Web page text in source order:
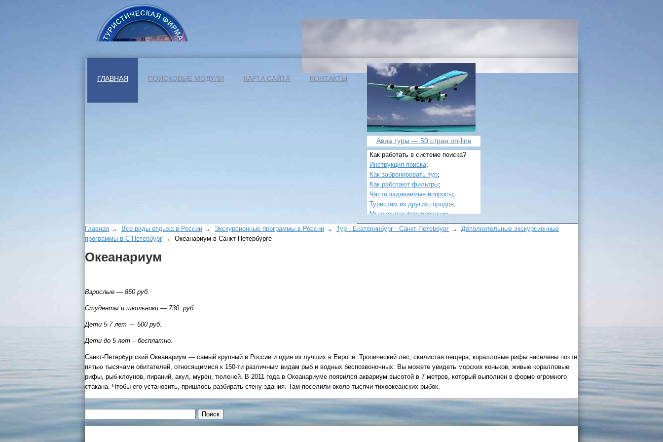
ГЛАВНАЯ ПОИСКОВЫЕ МОДУЛИ КАРТА САЙТА КОНТАКТЫ
Авиа туры — 50 стран on-line
Как работать в системе поиска?
Инструкция поиска;
Как забронировать тур;
Как работают фильтры;
Часто задаваемые вопросы;
Туристам из других городов;
Мгновенное бронирование.
Соль-Илецк автобусом.
Детские лагеря в Туапсе
(реализация тура начнется
в конце августа)
Главная → Все виды отдыха в России → Экскурсионные программы в России → Тур - Екатеринбург - Санкт-Петербург → Дополнительные экскурсионные
программы в С-Петербург → Океанариум в Санкт Петербурге
Океанариум
Взрослые — 860 руб.
Студенты и школьники — 730 руб.
Дети 5-7 лет — 500 руб.
Дети до 5 лет – бесплатно
Санкт-Петербургский Океанариум — самый крупный в России и один из лучших в Европе. Тропический лес, скалистая пещера, коралловые рифы населены почти
пятью тысячами обитателей, относящимися к 150-ти различным видам рыб и водных беспозвоночных. Вы можете увидеть морских коньков, живые коралловые
рифы, рыб-клоунов, пираний, акул, мурен, тюленей. В 2011 года в Океанариуме появился аквариум высотой в 7 метров, который выполнен в форме огромного
стакана. Чтобы его установить, пришлось разбирать стену здания. Там поселили около тысячи тихоокеанских рыбок.